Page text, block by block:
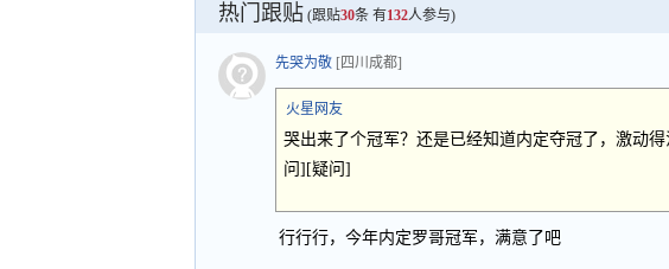
热门跟贴 (跟贴30条 有132人参与)
先哭为敬 [四川成都]
火星网友
哭出来了个冠军？还是已经知道内定夺冠了，激动
问][疑问]
行行行，今年内定罗哥冠军，满意了吧